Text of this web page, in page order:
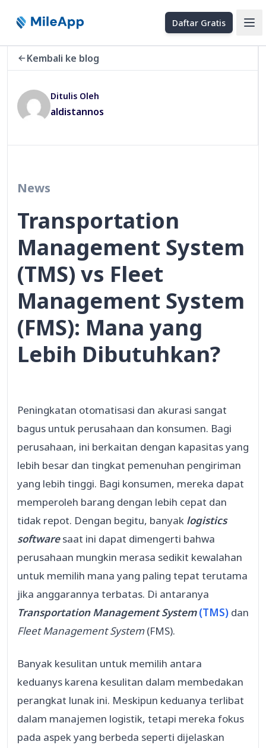
Daftar Gratis
Kembali ke blog
Ditulis Oleh
aldistannos
News
Transportation
Management System
(TMS) vs Fleet
Management System
(FMS): Mana yang
Lebih Dibutuhkan?
Peningkatan otomatisasi dan akurasi sangat
bagus untuk perusahaan dan konsumen. Bagi
perusahaan, ini berkaitan dengan kapasitas yang
lebih besar dan tingkat pemenuhan pengiriman
yang lebih tinggi. Bagi konsumen, mereka dapat
memperoleh barang dengan lebih cepat dan
tidak repot. Dengan begitu, banyak logistics
softwaresaat ini dapat dimengerti bahwa
perusahaan mungkin merasa sedikit kewalahan
untuk memilih mana yang paling tepat terutama
jika anggarannya terbatas. Di antaranya
Transportation Management System(TMS) dan
Fleet Management System(FMS).
Banyak kesulitan untuk memilih antara
keduanys karena kesulitan dalam membedakan
perangkat lunak ini. Meskipun keduanya terlibat
dalam manajemen logistik, tetapi mereka fokus
pada aspek yang berbeda seperti dijelaskan